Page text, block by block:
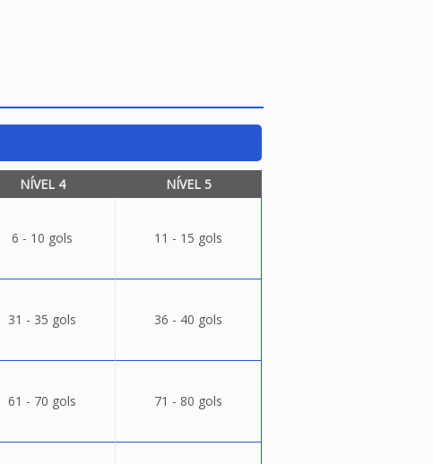
NÍVEL 4 NÍVEL 5
6 - 10 gols 11 - 15 gols
31 - 35 gols 36 - 40 gols
61 - 70 gols 71 - 80 gols